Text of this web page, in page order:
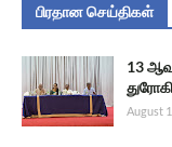
பிரதான செய்திகள்
13
August